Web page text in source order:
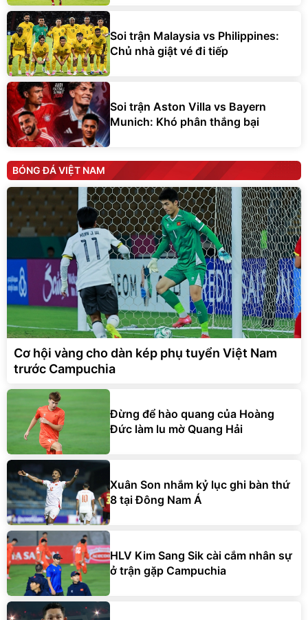
Soi trận Malaysia vs Philippines:
Chủ nhà giật vé đi tiếp
Soi trận Aston Villa vs Bayern
Munich: Khó phân thắng bại
BÓNG ĐÁ VIỆT NAM
Cơ hội vàng cho dàn kép phụ tuyển Việt Nam
trước Campuchia
Đừng để hào quang của Hoàng
Đức làm lu mờ Quang Hải
Xuân Son nhắm kỷ lục ghi bàn thứ
8 tại Đông Nam Á
HLV Kim Sang Sik cài cắm nhân sự
ở trận gặp Campuchia